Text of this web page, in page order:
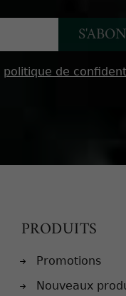
politique de
PRODUITS
Promotions
Nouveaux